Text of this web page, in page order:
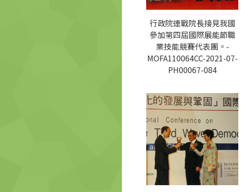
行政院連戰院長接見我國
參加第四屆國際展能節職
業技能競賽代表團。-
MOFA110064CC-2021-07-
PH00067-084